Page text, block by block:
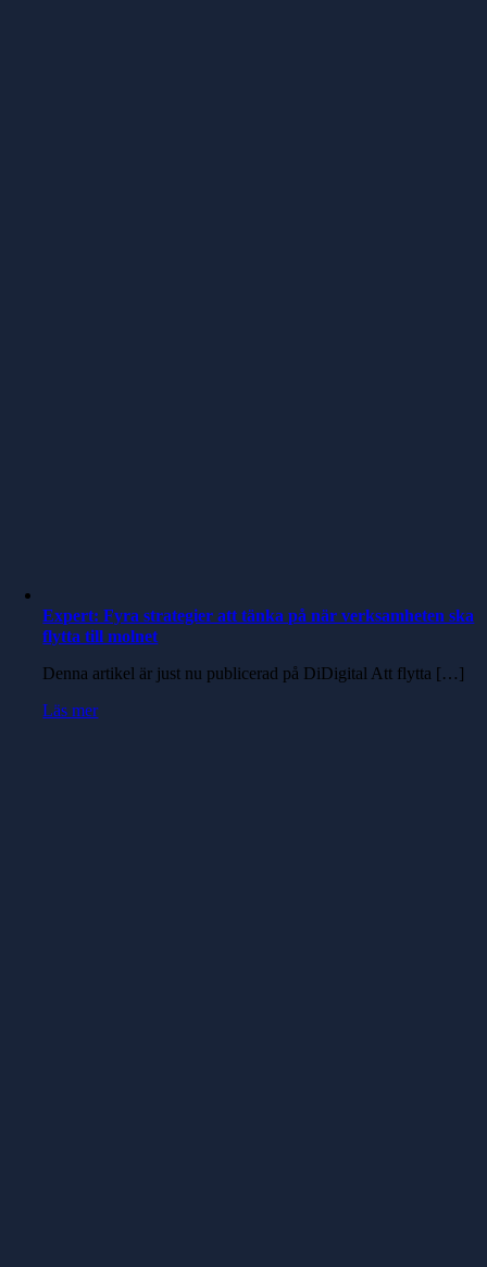
Expert: Fyra strategier att tänka på när verksamheten ska
flytta till molnet
Denna artikel är just nu publicerad på DiDigital Att flytta […]
Läs mer